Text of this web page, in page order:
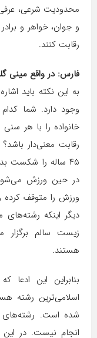
محدودیت شرعی، عرفی
و جوان، خواهر و
رقابت کنند.
فارس: در واقع مینی
به این نکته باید
وجود دارد. شما
خانواده را با هر
رقابت معنی‌دار
۴۵ ساله را شکست
در حین ورزش
ورزش را متوقف کرده
دیگر اینکه
زیست سالم
هستند.
بنابراین این
اسلامی‌ترین‌ رشته
شده است. رشته‌های
انجام نیست. در